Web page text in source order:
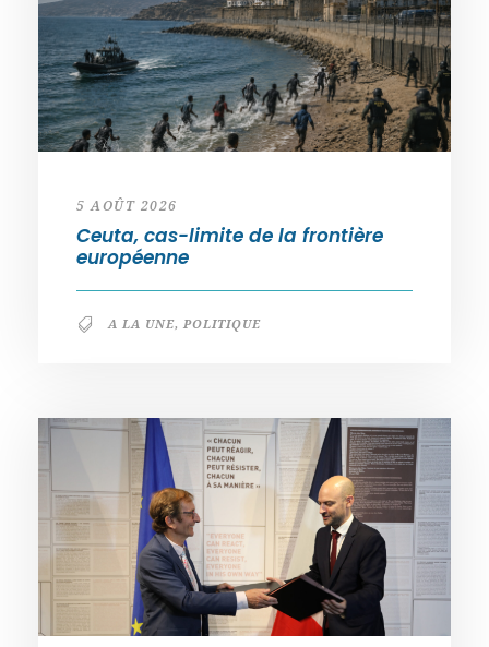
5 AOÛT 2026
Ceuta, cas-limite de la frontière
européenne
A LA UNE, POLITIQUE